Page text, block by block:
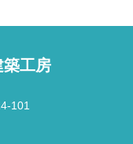
築工房
101